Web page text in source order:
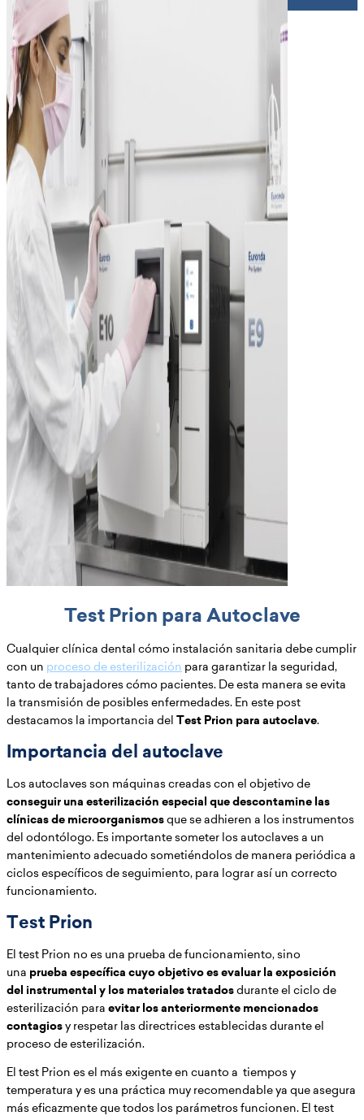
Test Prion para Autoclave
Cualquier clínica dental cómo instalación sanitaria debe cumplir
con un proceso de esterilización para garantizar la seguridad,
tanto de trabajadores cómo pacientes. De esta manera se evita
la transmisión de posibles enfermedades. En este post
destacamos la importancia del Test Prion para autoclave.
Importancia del autoclave
Los autoclaves son máquinas creadas con el objetivo de
conseguir una esterilización especial que descontamine las
clínicas de microorganismosque se adhieren a los instrumentos
del odontólogo. Es importante someter los autoclaves a un
mantenimiento adecuado sometiéndolos de manera periódica a
ciclos específicos de seguimiento, para lograr así un correcto
funcionamiento.
Test Prion
El test Prion no es una prueba de funcionamiento, sino
una prueba específica cuyo objetivo es evaluar la exposición
del instrumental y los materiales tratadosdurante el ciclo de
esterilización para evitar los anteriormente mencionados
contagiosy respetar las directrices establecidas durante el
proceso de esterilización.
El test Prion es el más exigente en cuanto a tiempos y
temperatura y es una práctica muy recomendable ya que asegura
más eficazmente que todos los parámetros funcionen. El test